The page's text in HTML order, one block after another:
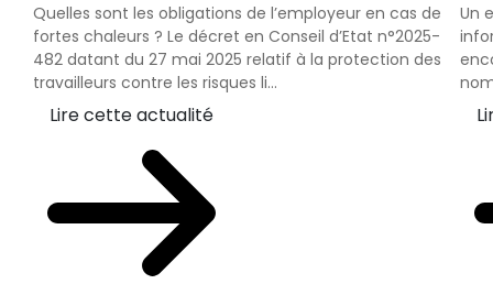
Quelles sont les obligations de l’employeur en cas de
fortes chaleurs ? Le décret en Conseil d’Etat n°2025-
482 datant du 27 mai 2025 relatif à la protection des
travailleurs contre les risques li...
Lire cette actualité
Un